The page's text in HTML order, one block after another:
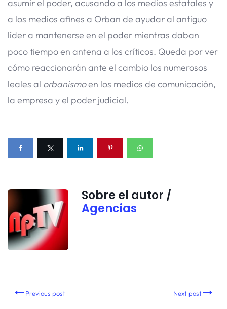
asumir el poder, acusando a los medios estatales y
a los medios afines a Orban de ayudar al antiguo
líder a mantenerse en el poder mientras daban
poco tiempo en antena a los críticos. Queda por ver
cómo reaccionarán ante el cambio los numerosos
leales al orbanismoen los medios de comunicación,
la empresa y el poder judicial.
Sobre el autor /
Agencias
Previous post Next post